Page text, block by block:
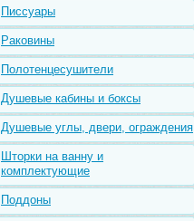
Писсуары
Раковины
Полотенцесушители
Душевые кабины и боксы
Душевые углы, двери, ограждения
Шторки на ванну и
комплектующие
Поддоны